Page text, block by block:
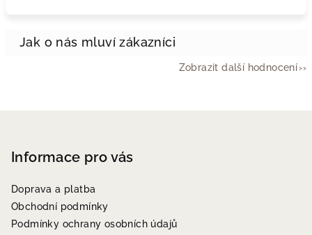
Zobrazit další hodnocení
Informace pro vás
Doprava a platba
Obchodní podmínky
Podmínky ochrany osobních údajů